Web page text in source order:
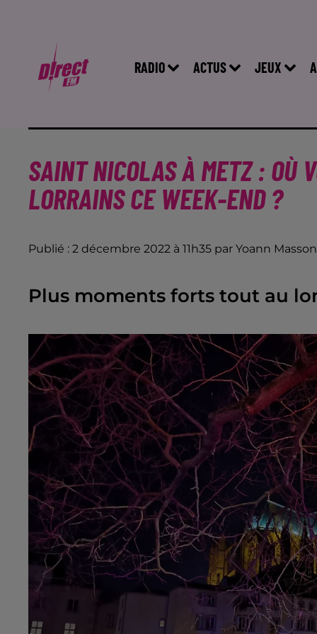
RADIO ACTUS JEUX
SAINT NICOLAS À METZ : OÙ
LORRAINS CE WEEK-END ?
Publié : 2 décembre 2022 à 11h35 par Yoann Masson
Plus moments forts tout au